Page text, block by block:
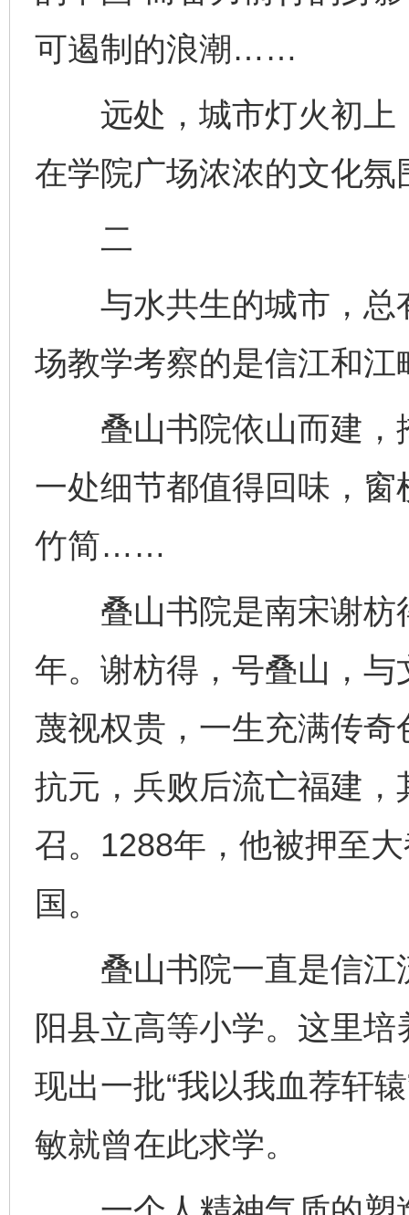
可遏制的浪潮……
远处，城市灯火初上
在学院广场浓浓的文化氛
二
与水共生的城市，总
场教学考察的是信江和江
叠山书院依山而建，
一处细节都值得回味，
竹简……
叠山书院是南宋谢枋
年。谢枋得，号叠山，
蔑视权贵，一生充满传
抗元，兵败后流亡福建
召。1288年，他被押至
国。
叠山书院一直是信江
阳县立高等小学。这里
现出一批“我以我血荐轩
敏就曾在此求学。